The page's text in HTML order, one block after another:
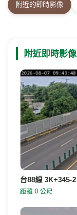
附近的即時影像
附近即時影像
台88線 3K+345-2
距離 0 公尺